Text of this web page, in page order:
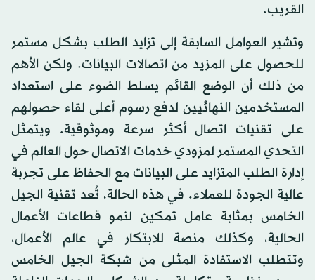
القريب.
وتشير العوامل السابقة إلى تزايد الطلب بشكل مستمر
للحصول على المزيد من اتصالات البيانات. ولكن الأهم
من ذلك أن الوضع القائم يسلط الضوء على استعداد
المستخدمين النهائيين لدفع رسوم أعلى لقاء حصولهم
على تقنيات اتصال أكثر سرعة وموثوقية. ويتمثل
التحدي المستمر لمزودي خدمات الاتصال حول العالم في
إدارة الطلب المتزايد على البيانات مع الحفاظ على تجربة
عالية الجودة للعملاء. في هذه الحالة، تُعد تقنية الجيل
الخامس بمثابة عامل تمكين لنمو قطاعات الأعمال
الحالية، وكذلك منصة للابتكار في عالم الأعمال،
وتتطلب الاستفادة المثلى من شبكة الجيل الخامس